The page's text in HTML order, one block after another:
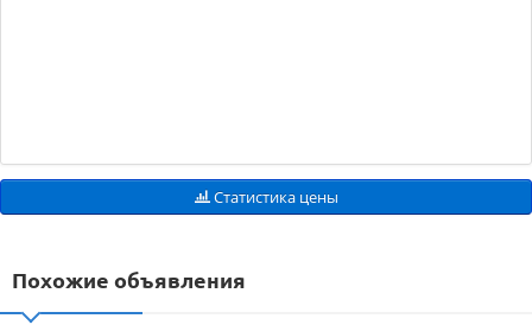
Статистика цены
Похожие объявления